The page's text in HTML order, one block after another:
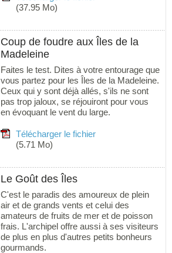
(37.95 Mo)
Coup de foudre aux Îles de la
Madeleine
Faites le test. Dites à votre entourage que
vous partez pour les Îles de la Madeleine.
Ceux qui y sont déjà allés, s'ils ne sont
pas trop jaloux, se réjouiront pour vous
en évoquant le vent du large.
Télécharger le fichier
(5.71 Mo)
Le Goût des Îles
C'est le paradis des amoureux de plein
air et de grands vents et celui des
amateurs de fruits de mer et de poisson
frais. L'archipel offre aussi à ses visiteurs
de plus en plus d'autres petits bonheurs
gourmands.